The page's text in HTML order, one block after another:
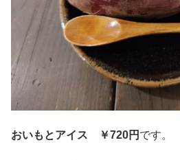
おいもとアイス ￥720円 です。